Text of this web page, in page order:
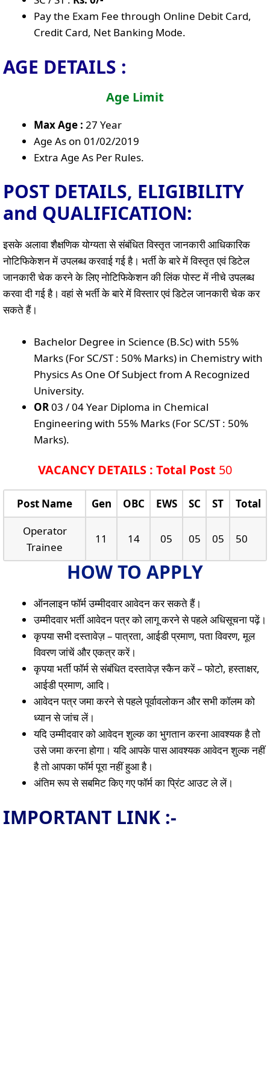
Pay the Exam Fee through Online Debit Card,
Credit Card, Net Banking Mode.
AGE DETAILS :
Age Limit
Max Age : 27 Year
Age As on 01/02/2019
Extra Age As Per Rules.
POST DETAILS, ELIGIBILITY
and QUALIFICATION:
इसके अलावा शैक्षणिक योग्यता से संबंधित विस्तृत जानकारी आधिकारिक
नोटिफिकेशन में उपलब्ध करवाई गई है। भर्ती के बारे में विस्तृत एवं डिटेल
जानकारी चेक करने के लिए नोटिफिकेशन की लिंक पोस्ट में नीचे उपलब्ध
करवा दी गई है। वहां से भर्ती के बारे में विस्तार एवं डिटेल जानकारी चेक कर
सकते हैं।
Bachelor Degree in Science (B.Sc) with 55%
Marks (For SC/ST : 50% Marks) in Chemistry with
Physics As One Of Subject from A Recognized
University.
OR03 / 04 Year Diploma in Chemical
Engineering with 55% Marks (For SC/ST : 50%
Marks).
VACANCY DETAILS : Total Post 50
Post Name Gen OBC EWS SC ST
Total
Operator
Trainee
11 14 05 05 05 50
HOW TO APPLY
ऑनलाइन फॉर्म उम्मीदवार आवेदन कर सकते हैं।
उम्मीदवार भर्ती आवेदन पत्र को लागू करने से पहले अधिसूचना पढ़ें।
कृपया सभी दस्तावेज़ – पात्रता, आईडी प्रमाण, पता विवरण, मूल
विवरण जांचें और एकत्र करें।
कृपया भर्ती फॉर्म से संबंधित दस्तावेज़ स्कैन करें – फोटो, हस्ताक्षर,
आईडी प्रमाण, आदि।
आवेदन पत्र जमा करने से पहले पूर्वावलोकन और सभी कॉलम को
ध्यान से जांच लें।
यदि उम्मीदवार को आवेदन शुल्क का भुगतान करना आवश्यक है तो
उसे जमा करना होगा। यदि आपके पास आवश्यक आवेदन शुल्क नहीं
है तो आपका फॉर्म पूरा नहीं हुआ है।
अंतिम रूप से सबमिट किए गए फॉर्म का प्रिंट आउट ले लें।
IMPORTANT LINK :-